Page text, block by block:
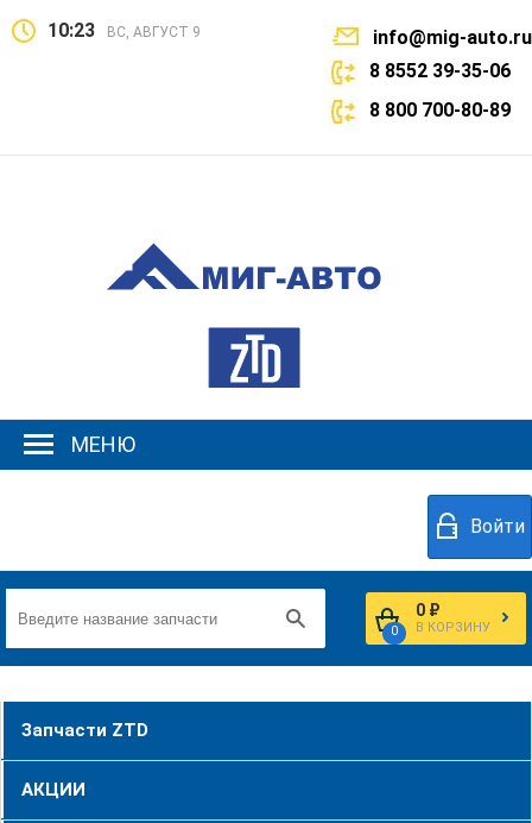
10:23 ВС, АВГУСТ 9
info@mig-auto.ru
8 8552 39-35-06
8 800 700-80-89
МЕНЮ
Войти
0
0 ₽
В КОРЗИНУ
Запчасти ZTD
АКЦИИ